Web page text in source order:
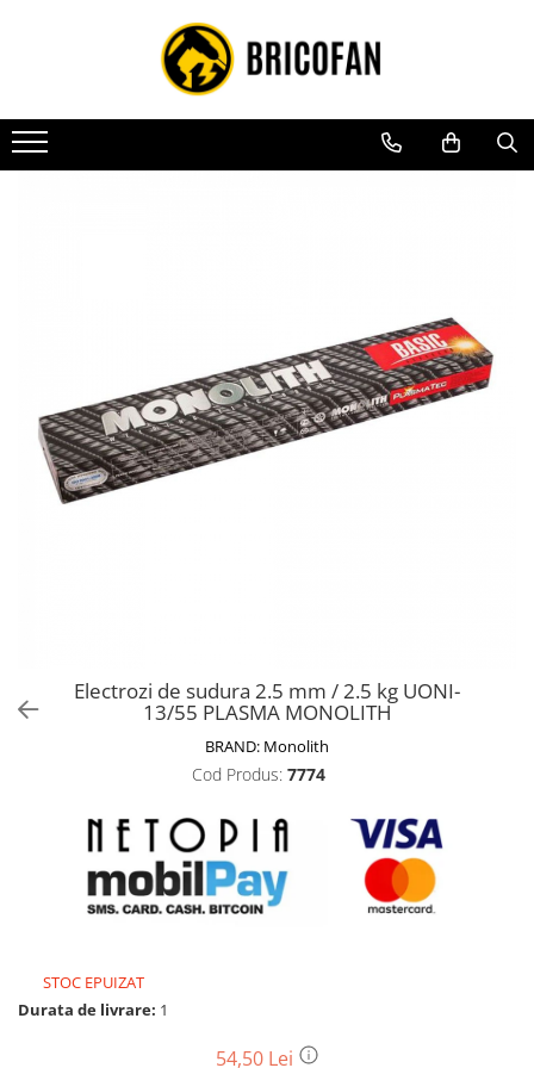
Toate Produsele
Vehicule electrice
Atv
Scutere pe benzina
Tricicluri cargo fara permis
Tricicluri persoane
Motoburghie si accesorii
Drujbe pe benzina
Drujbe cu acumulator
Consumabile drujbe, fierastraie
Unelte electrice busteni
Mori cereale si batoze porumb
Batoze - mori desfacat porumb
Electrozi de sudura 2.5 mm / 2.5 kg UONI-
13/55 PLASMA MONOLITH
BRAND: Monolith
Cod Produs: 7774
STOC EPUIZAT
Durata de livrare: 1
54,50 Lei